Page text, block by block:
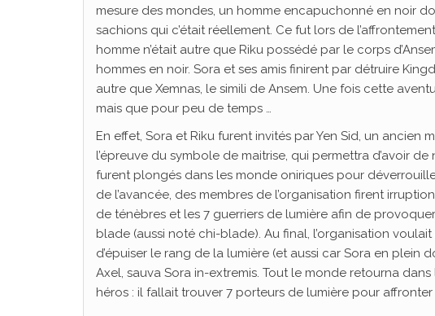
mesure des mondes, un homme encapuchonné en noir
sachions qui c’était réellement. Ce fut lors de
homme n’était autre que Riku possédé par le corps
hommes en noir. Sora et ses amis finirent par détruire
autre que Xemnas, le simili de Ansem. Une fois cette
mais que pour peu de temps …
En effet, Sora et Riku furent invités par Yen Sid, un ancien
l’épreuve du symbole de maitrise, qui permettra d’avoir
furent plongés dans les monde oniriques pour
de l’avancée, des membres de l’organisation firent
de ténèbres et les 7 guerriers de lumière afin de
blade (aussi noté chi-blade). Au final, l’organisation
d’épuiser le rang de la lumière (et aussi car Sora en plein
Axel, sauva Sora in-extremis. Tout le monde retourna
héros : il fallait trouver 7 porteurs de lumière pour